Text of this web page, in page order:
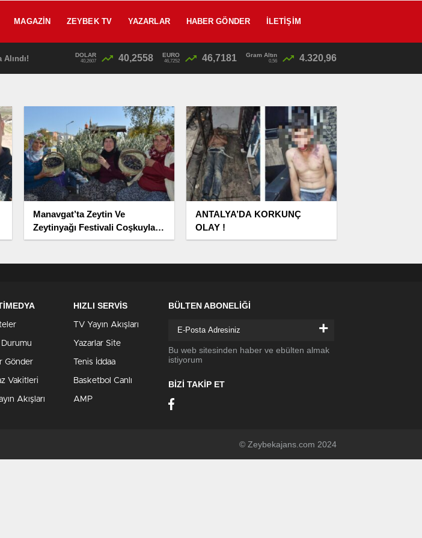
MAGAZIN ZEYBEK TV YAZARLAR HABER GÖNDER İLETIŞIM
13:25
DOLAR
40,2607 40,2558 EURO
46,7252 46,7181 Gram Altın
0,56 4.320,96
Manavgat’ta Zeytin Ve
Zeytinyağı Festivali Coşkuyla
Başladı
ANTALYA’DA KORKUNÇ
OLAY !
Durumu
Gönder
Vakitleri
Akışları
HIZLI SERVİS
TV Yayın Akışları
Yazarlar Site
Tenis İddaa
Basketbol Canlı
AMP
BÜLTEN ABONELİĞİ
+
Bu web sitesinden haber ve ebülten almak
istiyorum
BİZİ TAKİP ET
© Zeybekajans.com 2024